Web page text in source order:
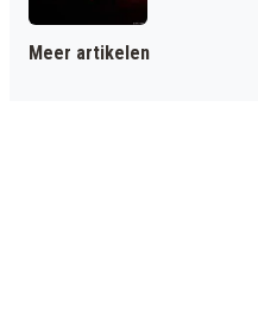
Meer artikelen